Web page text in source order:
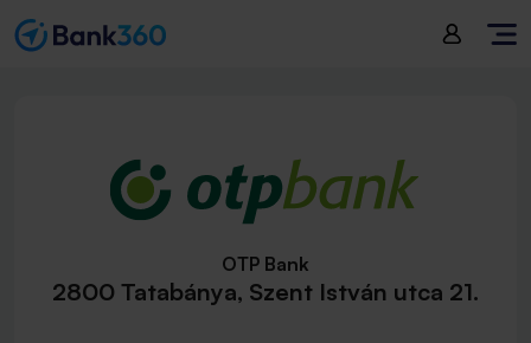
OTP Bank
2800 Tatabánya, Szent István utca 21.